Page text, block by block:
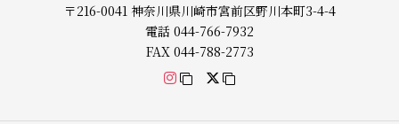
〒216-0041 神奈川県川崎市宮前区野川本町3-4-4
電話 044-766-7932
FAX 044-788-2773